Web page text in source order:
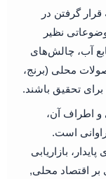
قرار گرفتن در
نظیر
آب، چالش‌های
محلی (برنج،
تحقیق باشند.
اطراف آن،
است.
بازاریابی
بر اقتصاد محلی,